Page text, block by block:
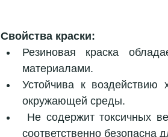
Свойства краски:
Резиновая краска
материалами.
Устойчива к воздействию
окружающей среды.
соответственно безопасна